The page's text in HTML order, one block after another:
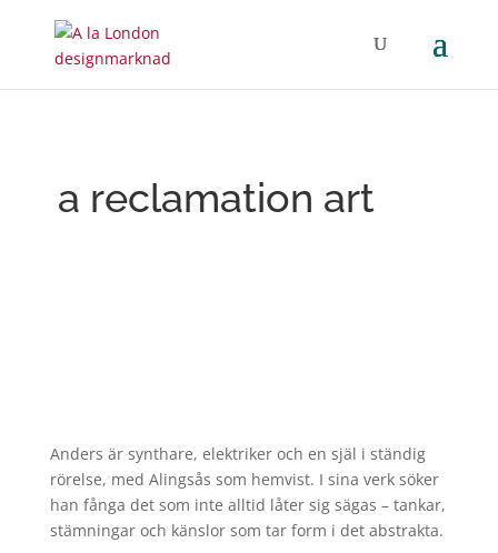
a reclamation art
Anders är synthare, elektriker och en själ i ständig
rörelse, med Alingsås som hemvist. I sina verk söker
han fånga det som inte alltid låter sig sägas – tankar,
stämningar och känslor som tar form i det abstrakta.